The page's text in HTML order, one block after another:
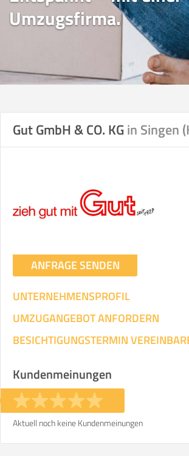
Umzugsfirma.
Gut GmbH & CO. KGin Singen
ANFRAGE SENDEN
UNTERNEHMENSPROFIL
UMZUGANGEBOT ANFORDERN
BESICHTIGUNGSTERMIN
Kundenmeinungen
Aktuell noch keine Kundenmeinungen